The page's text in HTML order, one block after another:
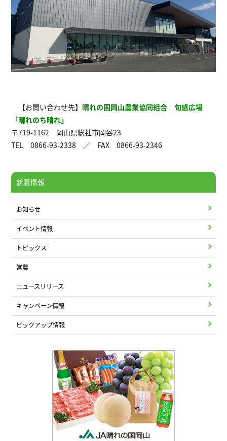
【お問い合わせ先】 晴れの国岡山農業協同組合 旬感広場
「晴れのち晴れ」
〒719-1162 岡山県総社市岡谷23
TEL 0866-93-2338 ／ FAX 0866-93-2346
新着情報
お知らせ
イベント情報
トピックス
営農
ニュースリリース
キャンペーン情報
ピックアップ情報